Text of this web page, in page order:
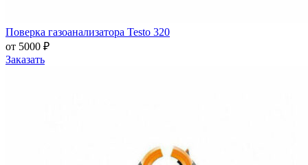
Поверка газоанализатора Testo 320
от 5000 ₽
Заказать